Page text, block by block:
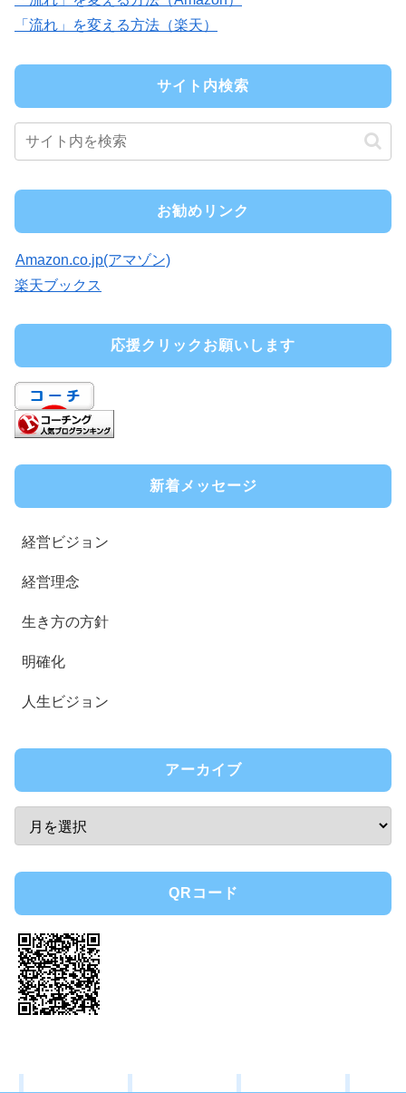
「流れ」を変える方法（楽天）
サイト内検索
お勧めリンク
Amazon.co.jp(アマゾン)
楽天ブックス
応援クリックお願いします
新着メッセージ
経営ビジョン
経営理念
生き方の方針
明確化
人生ビジョン
アーカイブ
QRコード